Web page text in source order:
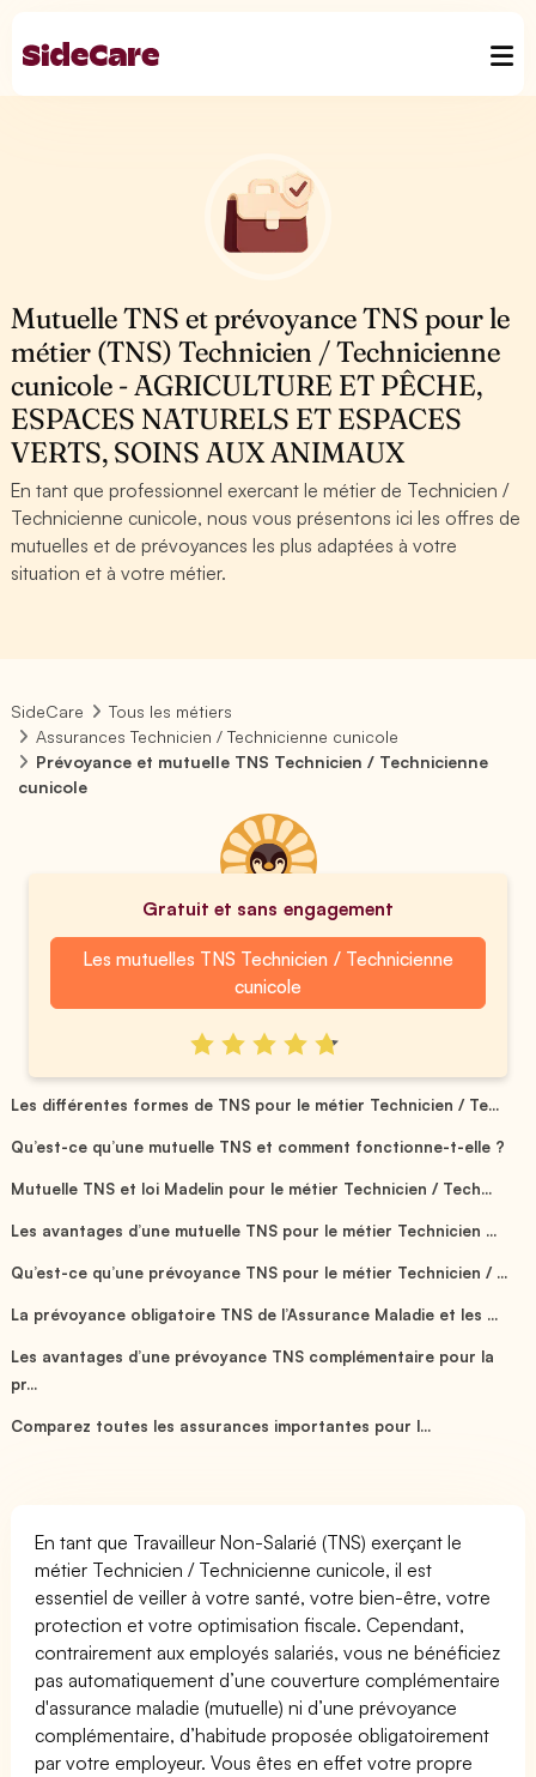
Mutuelle TNS et prévoyance TNS pour le
métier (TNS) Technicien / Technicienne
cunicole - AGRICULTURE ET PÊCHE,
ESPACES NATURELS ET ESPACES
VERTS, SOINS AUX ANIMAUX
En tant que professionnel exercant le métier de Technicien /
Technicienne cunicole, nous vous présentons ici les offres de
mutuelles et de prévoyances les plus adaptées à votre
situation et à votre métier.
SideCare
Tous les métiers
Assurances Technicien / Technicienne cunicole
Prévoyance et mutuelle TNS Technicien / Technicienne
cunicole
Gratuit et sans engagement
Les mutuelles TNS Technicien / Technicienne
cunicole
Les différentes formes de TNS pour le métier Technicien / Te...
Qu’est-ce qu’une mutuelle TNS et comment fonctionne-t-elle ?
Mutuelle TNS et loi Madelin pour le métier Technicien / Tech...
Les avantages d’une mutuelle TNS pour le métier Technicien ...
Qu’est-ce qu’une prévoyance TNS pour le métier Technicien / ...
La prévoyance obligatoire TNS de l’Assurance Maladie et les ...
Les avantages d’une prévoyance TNS complémentaire pour la
pr...
Comparez toutes les assurances importantes pour l...
En tant que Travailleur Non-Salarié (TNS) exerçant le
métier Technicien / Technicienne cunicole, il est
essentiel de veiller à votre santé, votre bien-être, votre
protection et votre optimisation fiscale. Cependant,
contrairement aux employés salariés, vous ne bénéficiez
pas automatiquement d’une couverture complémentaire
d'assurance maladie (mutuelle) ni d’une prévoyance
complémentaire, d’habitude proposée obligatoirement
par votre employeur. Vous êtes en effet votre propre